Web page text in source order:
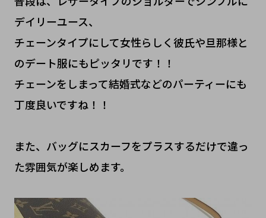
デイリーユース、
チェーンタイプにして女性らしく彼氏や旦那様と
のデート服にもピッタリです！！
チェーンをしまって結婚式などのパーティーにも
丁度良いですね！！
また、バッグにスカーフをプラスするだけで違っ
た雰囲気が楽しめます。